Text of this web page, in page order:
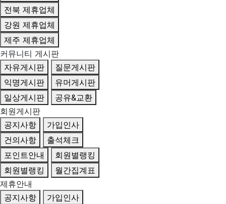
전북 제휴업체
강원 제휴업체
제주 제휴업체
커뮤니티 게시판
자유게시판
질문게시판
익명게시판
유머게시판
일상게시판
공유&교환
회원게시판
공지사항
가입인사
건의사항
출석체크
포인트안내
회원별랭킹
회원별랭킹
월간집계표
제휴안내
공지사항
가입인사